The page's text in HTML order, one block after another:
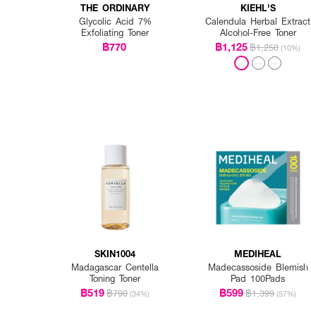
THE ORDINARY
Glycolic Acid 7%
Exfoliating Toner
฿770
KIEHL'S
Calendula Herbal Extract
Alcohol-Free Toner
฿1,125฿1,250 (10%)
SKIN1004
Madagascar Centella
Toning Toner
฿519฿790 (34%)
MEDIHEAL
Madecassoside Blemish
Pad 100Pads
฿599฿1,399 (57%)